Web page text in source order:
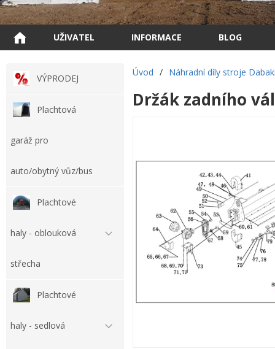
UŽIVATEL INFORMACE BLOG
VÝPRODEJ
Plachtová
garáž pro
auto/obytný vůz/bus
Plachtové
haly - oblouková
střecha
Plachtové
haly - sedlová
Úvod / Náhradní díly stroje
Držák zadního